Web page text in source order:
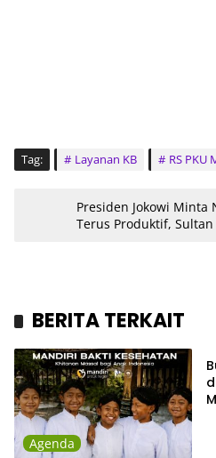
Tag: Layanan KB RS PKU
Presiden Jokowi Minta
Terus Produktif, Sultan
BERITA TERKAIT
Agenda